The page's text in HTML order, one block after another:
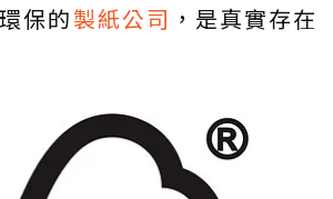
保的製紙公司 ，是真實存在